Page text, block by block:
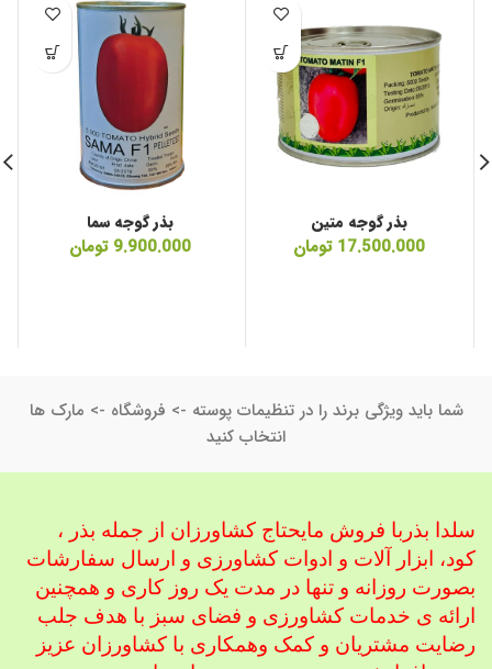
بذر گوجه متین
17.500.000 تومان
بذر گوجه سما
9.900.000 تومان
شما باید ویژگی برند را در تنظیمات پوسته -> فروشگاه -> مارک ها
انتخاب کنید
سلدا بذربا فروش مایحتاج کشاورزان از جمله بذر ،
کود، ابزار آلات و ادوات کشاورزی و ارسال سفارشات
بصورت روزانه و تنها در مدت یک روز کاری و همچنین
ارائه ی خدمات کشاورزی و فضای سبز با هدف جلب
رضایت مشتریان و کمک وهمکاری با کشاورزان عزیز